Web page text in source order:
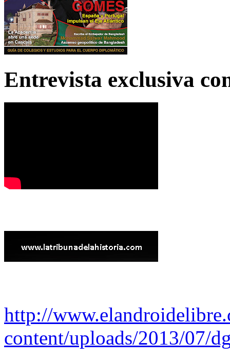
Entrevista exclusiva
http://
content/uploads/2013/07/